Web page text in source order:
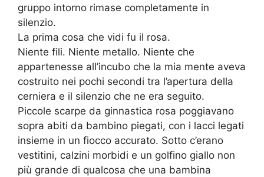
gruppo intorno rimase completamente in
silenzio.
La prima cosa che vidi fu il rosa.
Niente fili. Niente metallo. Niente che
appartenesse all’incubo che la mia mente aveva
costruito nei pochi secondi tra l’apertura della
cerniera e il silenzio che ne era seguito.
Piccole scarpe da ginnastica rosa poggiavano
sopra abiti da bambino piegati, con i lacci legati
insieme in un fiocco accurato. Sotto c’erano
vestitini, calzini morbidi e un golfino giallo non
più grande di qualcosa che una bambina